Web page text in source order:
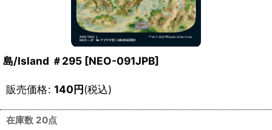
島/Island ＃295 [NEO-091JPB]
販売価格: 140円(税込)
在庫数 20点